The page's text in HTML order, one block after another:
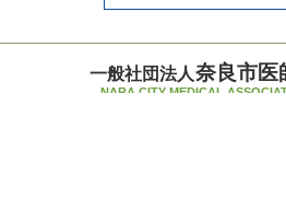
一般社団法人 奈良市医
NARA CITY MEDICAL